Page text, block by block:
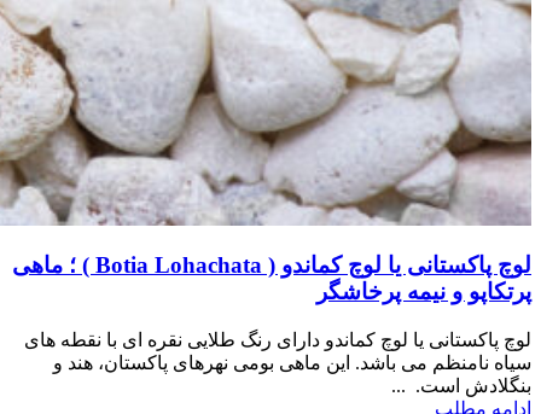
لوچ پاکستانی یا لوچ کماندو ( Botia Lohachata ) ؛ ماهی
پرتکاپو و نیمه پرخاشگر
لوچ پاکستانی یا لوچ کماندو دارای رنگ طلایی نقره ای با نقطه های
سیاه نامنظم می باشد. این ماهی بومی نهرهای پاکستان، هند و
بنگلادش است. ...
ادامه مطلب